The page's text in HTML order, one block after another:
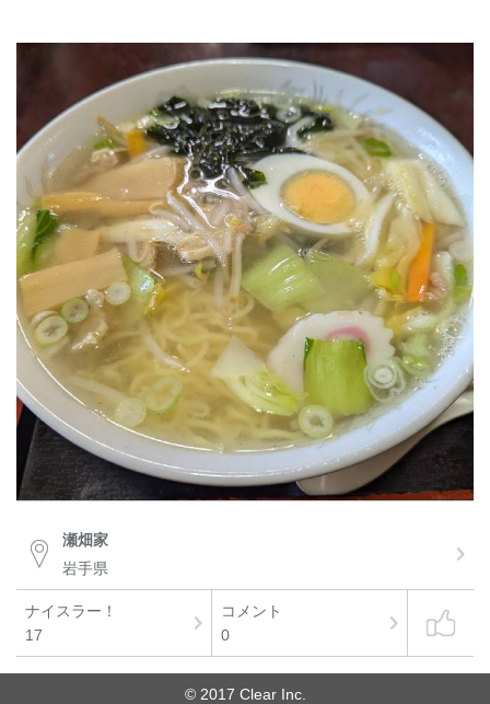
瀬畑家
岩手県
ナイスラー！
17
コメント
0
© 2017 Clear Inc.